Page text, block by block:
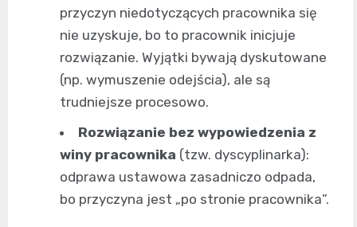
przyczyn niedotyczących pracownika się
nie uzyskuje, bo to pracownik inicjuje
rozwiązanie. Wyjątki bywają dyskutowane
(np. wymuszenie odejścia), ale są
trudniejsze procesowo.
Rozwiązanie bez wypowiedzenia z
winy pracownika (tzw. dyscyplinarka):
odprawa ustawowa zasadniczo odpada,
bo przyczyna jest „po stronie pracownika”.